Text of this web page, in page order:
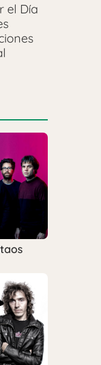
el Día